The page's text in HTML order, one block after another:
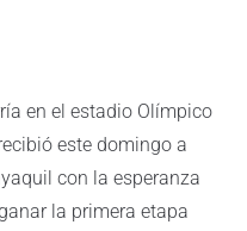
en el estadio Olímpico
este domingo a
con la esperanza
la primera etapa